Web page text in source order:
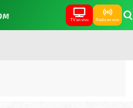
TV en vivo Radio en vivo